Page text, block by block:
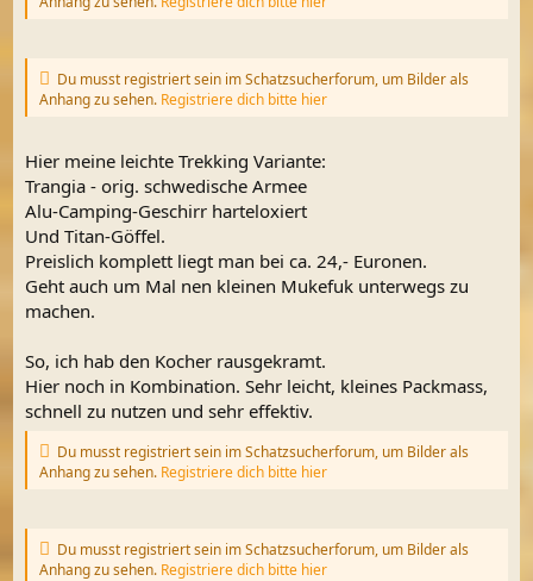
Du musst registriert sein im Schatzsucherforum, um Bilder als
Anhang zu sehen. Registriere dich bitte hier
Hier meine leichte Trekking Variante:
Trangia - orig. schwedische Armee
Alu-Camping-Geschirr harteloxiert
Und Titan-Göffel.
Preislich komplett liegt man bei ca. 24,- Euronen.
Geht auch um Mal nen kleinen Mukefuk unterwegs zu
machen.
So, ich hab den Kocher rausgekramt.
Hier noch in Kombination. Sehr leicht, kleines Packmass,
schnell zu nutzen und sehr effektiv.
Du musst registriert sein im Schatzsucherforum, um Bilder als
Anhang zu sehen. Registriere dich bitte hier
Du musst registriert sein im Schatzsucherforum, um Bilder als
Anhang zu sehen. Registriere dich bitte hier